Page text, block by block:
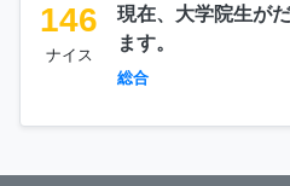
146
ナイス
現在、大学院生が
ます。
総合